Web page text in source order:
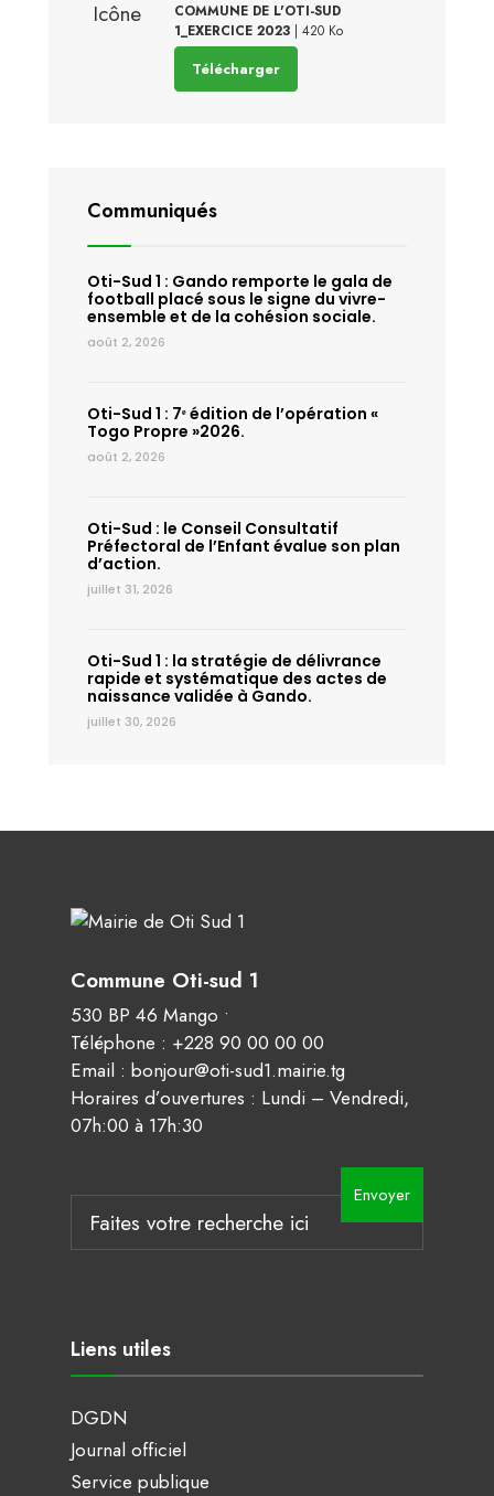
COMMUNE DE L'OTI-SUD
1_EXERCICE 2023 | 420 Ko
Télécharger
Communiqués
Oti-Sud 1 : Gando remporte le gala de
football placé sous le signe du vivre-
ensemble et de la cohésion sociale.
août 2, 2026
Oti-Sud 1 : 7ᵉ édition de l’opération «
Togo Propre »2026.
août 2, 2026
Oti-Sud : le Conseil Consultatif
Préfectoral de l’Enfant évalue son plan
d’action.
juillet 31, 2026
Oti-Sud 1 : la stratégie de délivrance
rapide et systématique des actes de
naissance validée à Gando.
juillet 30, 2026
Commune Oti-sud 1
530 BP 46 Mango •
Téléphone : +228 90 00 00 00
Email : bonjour@oti-sud1.mairie.tg
Horaires d’ouvertures : Lundi – Vendredi,
07h:00 à 17h:30
Search
for:
Envoyer
Liens utiles
DGDN
Journal officiel
Service publique